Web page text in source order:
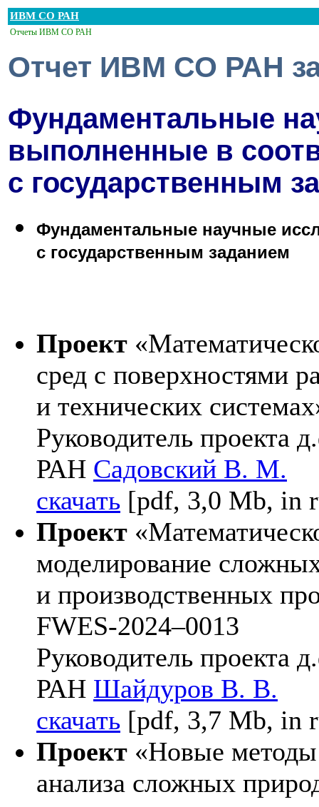
ИВМ СО РАН
Отчеты ИВМ СО РАН
Отчет ИВМ СО РАН за
Фундаментальные
выполненные в
с государственным
Фундаментальные научные
с государственным заданием
Проект
сред с поверхностями
и технических
Руководитель проекта
РАН Садовский В. М.
скачать [pdf, 3,0 Mb, in
Проект
моделирование
и производственных
FWES-2024–0013
Руководитель проекта
РАН Шайдуров В. В.
скачать [pdf, 3,7 Mb, in
Проект «Новые методы
анализа сложных